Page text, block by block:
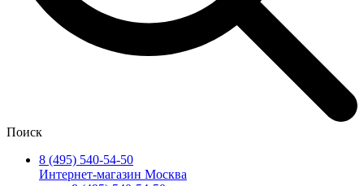
Поиск
8 (495) 540-54-50
Интернет-магазин Москва